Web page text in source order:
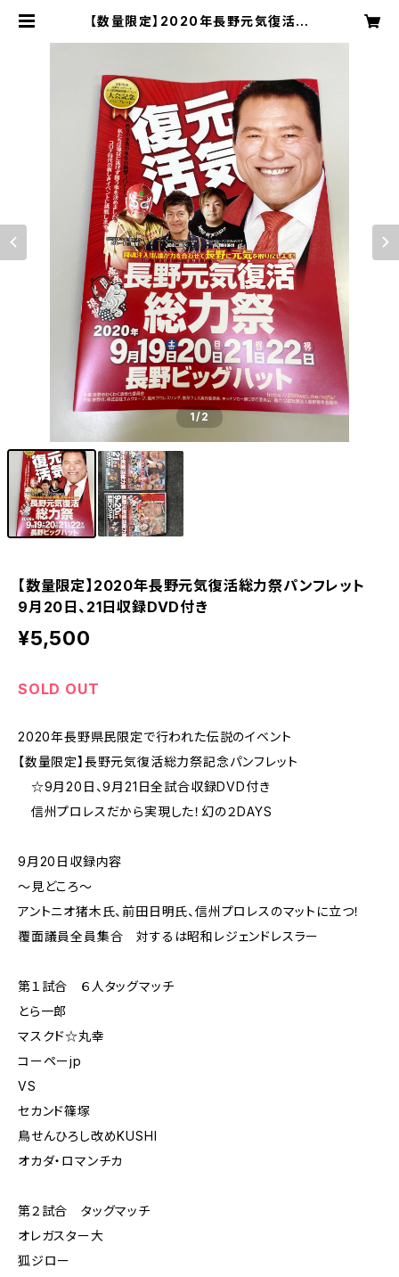
【数量限定】2020年長野元気復活総
1/2
【数量限定】2020年長野元気復活総力祭パンフレット
9月20日、21日収録DVD付き
¥5,500
SOLD OUT
2020年長野県民限定で行われた伝説のイベント
【数量限定】長野元気復活総力祭記念パンフレット
☆9月20日、9月21日全試合収録DVD付き
信州プロレスだから実現した！幻の２DAYS
9月20日収録内容
〜見どころ〜
アントニオ猪木氏、前田日明氏、信州プロレスのマットに立つ！
覆面議員全員集合 対するは昭和レジェンドレスラー
第１試合 ６人タッグマッチ
とら一郎
マスクド☆丸幸
コーペーjp
VS
セカンド篠塚
鳥せんひろし改めKUSHI
オカダ・ロマンチカ
第２試合 タッグマッチ
オレガスター大
狐ジロー